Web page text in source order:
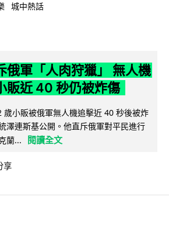
城中熱話
俄軍「人肉狩獵」 無人機
販近 40 秒仍被炸傷
歲小販被俄軍無人機追擊近 40 秒後被炸
澤連斯基公開。他直斥俄軍對平民進行
蘭...
閱讀全文
享